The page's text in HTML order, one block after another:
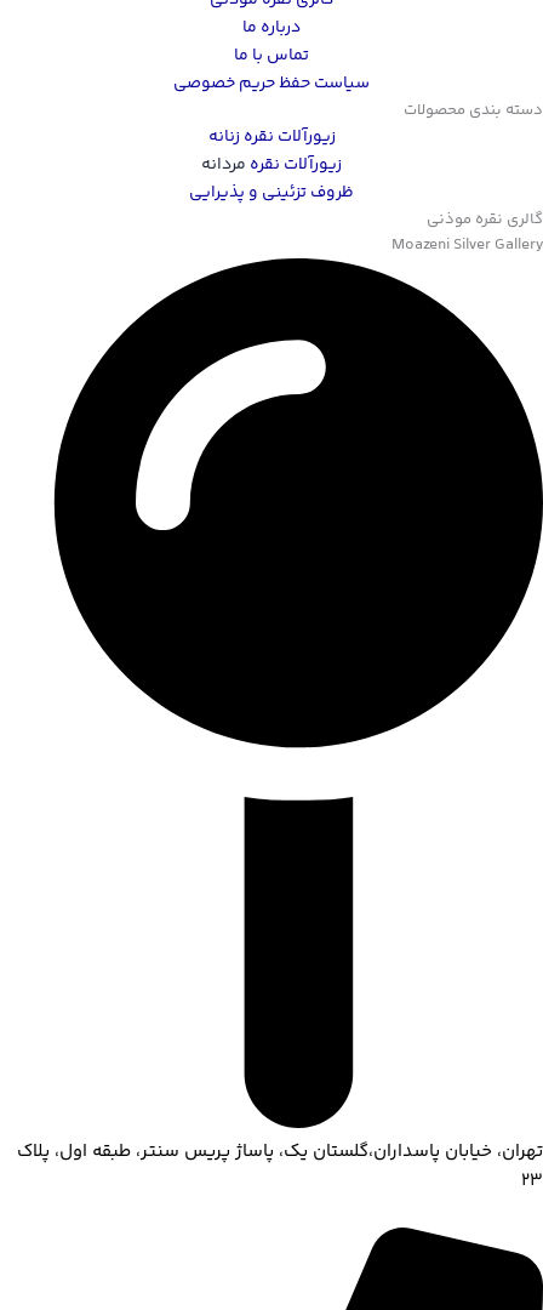
درباره ما
تماس با ما
سیاست حفظ حریم خصوصی
دسته بندی محصولات
زیورآلات نقره زنانه
زیورآلات نقره مردانه
ظروف تزئینی و پذیرایی
گالری نقره موذنی
Moazeni Silver Gallery
تهران، خیابان پاسداران،گلستان یک، پاساژ پریس سنتر، طبقه اول، پلاک
۲۳